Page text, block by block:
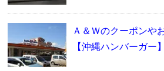
Ａ＆Ｗのクーポンや
【沖縄ハンバーガー】